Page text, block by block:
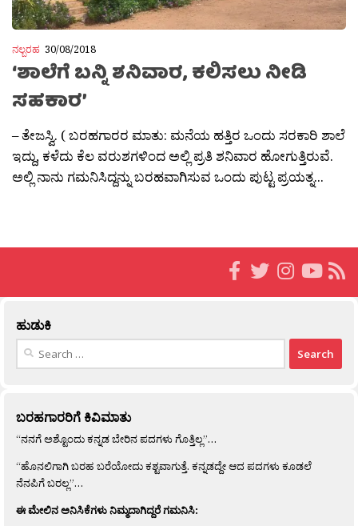
ನಲ್ಬರಹ 30/08/2018
‘ಶಾಲೆಗೆ ಬನ್ನಿ ಶನಿವಾರ, ಕಲಿಸಲು ನೀಡಿ
ಸಹಕಾರ’
– ತೇಜಸ್ವಿ. ( ಬರಹಗಾರರ ಮಾತು: ಮನೆಯ ಹತ್ತಿರ ಒಂದು ಸರಕಾರಿ ಶಾಲೆ
ಇದ್ದು, ಕಳೆದು ಕೆಲ ವರುಶಗಳಿಂದ ಅಲ್ಲಿ ಪ್ರತಿ ಶನಿವಾರ ಹೋಗುತ್ತಿರುವೆ.
ಅಲ್ಲಿ ನಾನು ಗಮನಿಸಿದ್ದನ್ನು ಬರಹವಾಗಿಸುವ ಒಂದು ಪುಟ್ಟ ಪ್ರಯತ್ನ...
ಹುಡುಕಿ
Search
ಬರಹಗಾರರಿಗೆ ಕಿವಿಮಾತು
“ನನಗೆ ಅಶ್ಟೊಂದು ಕನ್ನಡ ಬೇರಿನ ಪದಗಳು ಗೊತ್ತಿಲ್ಲ”…
“ಹೊನಲಿಗಾಗಿ ಬರಹ ಬರೆಯೋದು ಕಶ್ಟವಾಗುತ್ತೆ. ಕನ್ನಡದ್ದೇ ಆದ ಪದಗಳು ಕೂಡಲೆ
ನೆನಪಿಗೆ ಬರಲ್ಲ”…
ಈ ಮೇಲಿನ ಅನಿಸಿಕೆಗಳು ನಿಮ್ಮದಾಗಿದ್ದರೆ ಗಮನಿಸಿ: